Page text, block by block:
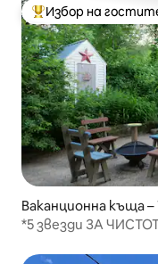
Най-популярен
Избор на
Ваканционна къща
*5 звезди ЗА